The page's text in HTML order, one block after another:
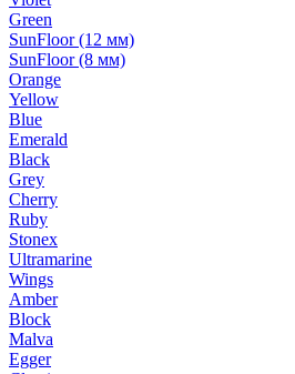
Green
SunFloor (12 мм)
SunFloor (8 мм)
Orange
Yellow
Blue
Emerald
Black
Grey
Cherry
Ruby
Stonex
Ultramarine
Wings
Amber
Block
Malva
Egger